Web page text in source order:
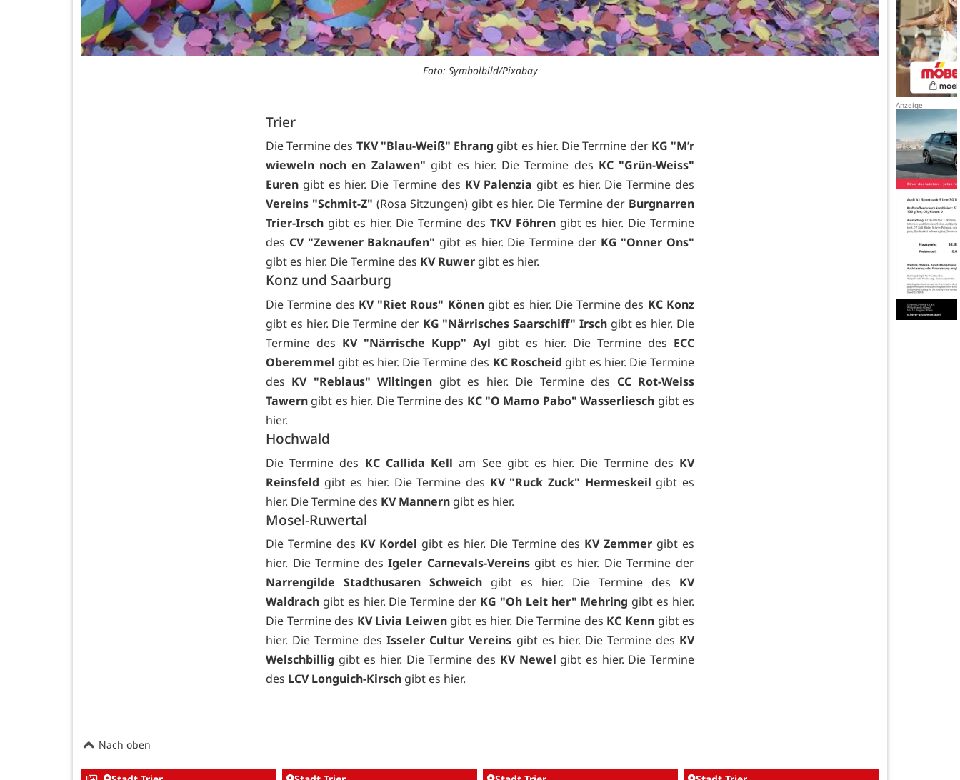
Foto: Symbolbild/Pixabay
Trier
Die Termine des TKV "Blau-Weiß" Ehrang gibt es hier. Die Termine der KG "M’r
wieweln noch en Zalawen" gibt es hier. Die Termine des KC "Grün-Weiss"
Euren gibt es hier. Die Termine des KV Palenzia gibt es hier. Die Termine des
Vereins "Schmit-Z" (Rosa Sitzungen) gibt es hier. Die Termine der Burgnarren
Trier-Irsch gibt es hier. Die Termine des TKV Föhrengibt es hier. Die Termine
des CV "Zewener Baknaufen" gibt es hier. Die Termine der KG "Onner Ons"
gibt es hier. Die Termine des KV Ruwer gibt es hier.
Konz und Saarburg
Die Termine des KV "Riet Rous" Könengibt es hier. Die Termine des KC Konz
gibt es hier. Die Termine der KG "Närrisches Saarschiff" Irschgibt es hier. Die
Termine des KV "Närrische Kupp" Ayl gibt es hier. Die Termine des ECC
Oberemmel gibt es hier. Die Termine des KC Roscheid gibt es hier. Die Termine
des KV "Reblaus" Wiltingen gibt es hier. Die Termine des CC Rot-Weiss
Tawern gibt es hier. Die Termine des KC "O Mamo Pabo" Wasserliesch gibt es
hier.
Hochwald
Die Termine des KC Callida Kell am See gibt es hier. Die Termine des KV
Reinsfeld gibt es hier. Die Termine des KV "Ruck Zuck" Hermeskeil gibt es
hier. Die Termine des KV Mannern gibt es hier.
Mosel-Ruwertal
Die Termine des KV Kordel gibt es hier. Die Termine des KV Zemmer gibt es
hier. Die Termine desIgeler Carnevals-Vereinsgibt es hier. Die Termine der
Narrengilde Stadthusaren Schweich gibt es hier. Die Termine des KV
Waldrach gibt es hier. Die Termine der KG "Oh Leit her" Mehring gibt es hier.
Die Termine des KV Livia Leiwengibt es hier. Die Termine des KC Kenngibt es
hier. Die Termine desIsseler Cultur Vereins gibt es hier. Die Termine des KV
Welschbillig gibt es hier. Die Termine des KV Newel gibt es hier. Die Termine
des LCV Longuich-Kirsch gibt es hier.
Nach oben